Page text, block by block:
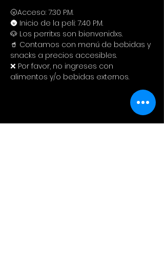
🌝Acceso: 7:30 P.M.
🌚 Inicio de la peli: 7:40 P.M.
🐶 Los perritxs son bienvenidxs.
🥤 Contamos con menú de bebidas y
snacks a precios accesibles.
❌ Por favor, no ingreses con
alimentos y/o bebidas externos.